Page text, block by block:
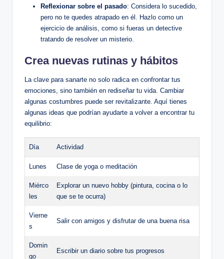
Reflexionar sobre el pasado: Considera lo sucedido,
pero no te quedes atrapado en él. Hazlo como un
ejercicio de análisis, como si fueras un detective
tratando de resolver un misterio.
Crea nuevas rutinas y hábitos
La clave para sanarte no solo radica en confrontar tus
emociones, sino también en rediseñar tu vida. Cambiar
algunas costumbres puede ser revitalizante. Aquí tienes
algunas ideas que podrían ayudarte a volver a encontrar tu
equilibrio:
Día Actividad
Lunes Clase de yoga o meditación
Miérco
les
Explorar un nuevo hobby (pintura, cocina o lo
que se te ocurra)
Vierne
s
Salir con amigos y disfrutar de una buena risa
Domin
go
Escribir un diario sobre tus progresos